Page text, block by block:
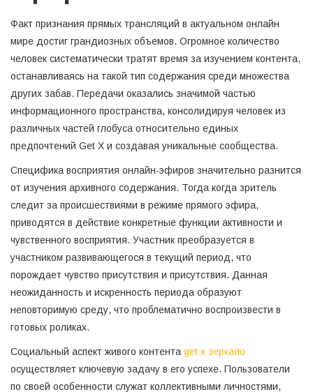
Факт признания прямых трансляций в актуальном онлайн
мире достиг грандиозных объемов. Огромное количество
человек систематически тратят время за изучением контента,
останавливаясь на такой тип содержания среди множества
других забав. Передачи оказались значимой частью
информационного пространства, консолидируя человек из
различных частей глобуса относительно единых
предпочтений Get X и создавая уникальные сообщества.
Специфика восприятия онлайн-эфиров значительно разнится
от изучения архивного содержания. Тогда когда зритель
следит за происшествиями в режиме прямого эфира,
приводятся в действие конкретные функции активности и
чувственного восприятия. Участник преобразуется в
участником развивающегося в текущий период, что
порождает чувство присутствия и присутствия. Данная
неожиданность и искренность периода образуют
неповторимую среду, что проблематично воспроизвести в
готовых роликах.
Социальный аспект живого контента get x зеркало
осуществляет ключевую задачу в его успехе. Пользователи
по своей особенности служат коллективными личностями,